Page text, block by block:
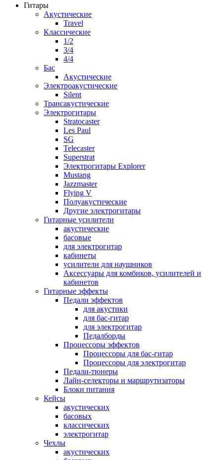
Гитары
Акустические
Travel
Классические
1/2
3/4
4/4
Бас
Акустические
Электроакустические
Silent
Трансакустические
Электрогитары
Stratocaster
Les Paul
SG
Telecaster
Superstrat
Электрогитары Explorer
Mustang
Jazzmaster
Flying V
Полуакустические
Другие электрогитары
Гитарные усилители
акустические
басовые
для электрогитар
кабинеты
усилители для наушников
Аксессуары для комбиков, усилителей и
кабинетов
Гитарные эффекты
Педали эффектов
для акустики
для бас-гитар
для электрогитар
Педалборды
Процессоры эффектов
Процессоры для бас-гитар
Процессоры для электрогитар
Педали-тюнеры
Лайн-селекторы и маршрутизаторы
Блоки питания
Кейсы
акустических
басовых
классических
электрогитар
Чехлы
акустических